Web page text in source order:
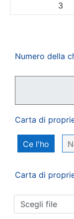
3
Numero della
Carta di
Ce l'ho
Carta di
Scegli file